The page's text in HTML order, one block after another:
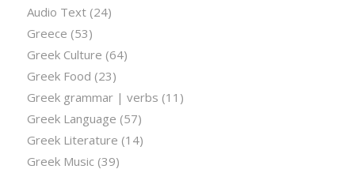
Audio Text(24)
Greece (53)
Greek Culture (64)
Greek Food (23)
Greek grammar | verbs (11)
Greek Language (57)
Greek Literature (14)
Greek Music (39)